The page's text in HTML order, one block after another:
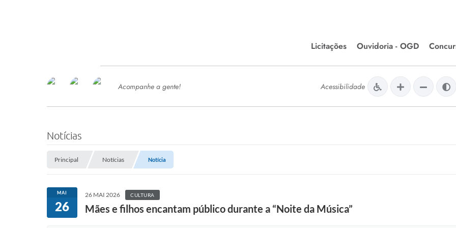
Licitações
Editais de Licitações
Chamamentos Públicos
Ouvidoria - OGD
SERVIÇOS
SEMED
Processo de Contratação -
Concursos e Processos Seletivos
Esporte
Meio Ambiente
Acompanhe a gente! Acessibilidade
Notícias
Principal Notícias Notícia
MAI
26
26 MAI 2026 CULTURA
Mães e filhos encantam público durante a “Noite da Música”